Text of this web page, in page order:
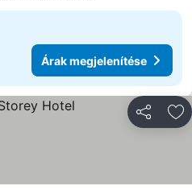
Árak megjelenítése